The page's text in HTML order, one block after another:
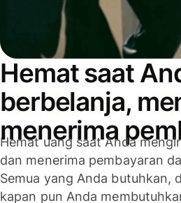
Hemat saat
berbelanja,
menerima
Hemat uang saat Anda
dan menerima pembayaran
Semua yang Anda butuhkan,
kapan pun Anda